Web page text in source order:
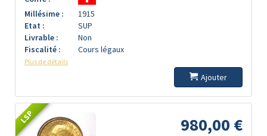
Millésime :
1915
Etat :
SUP
Livrable :
Non
Fiscalité :
Cours légaux
Plus de détails
Ajouter
LSP 980,00 €